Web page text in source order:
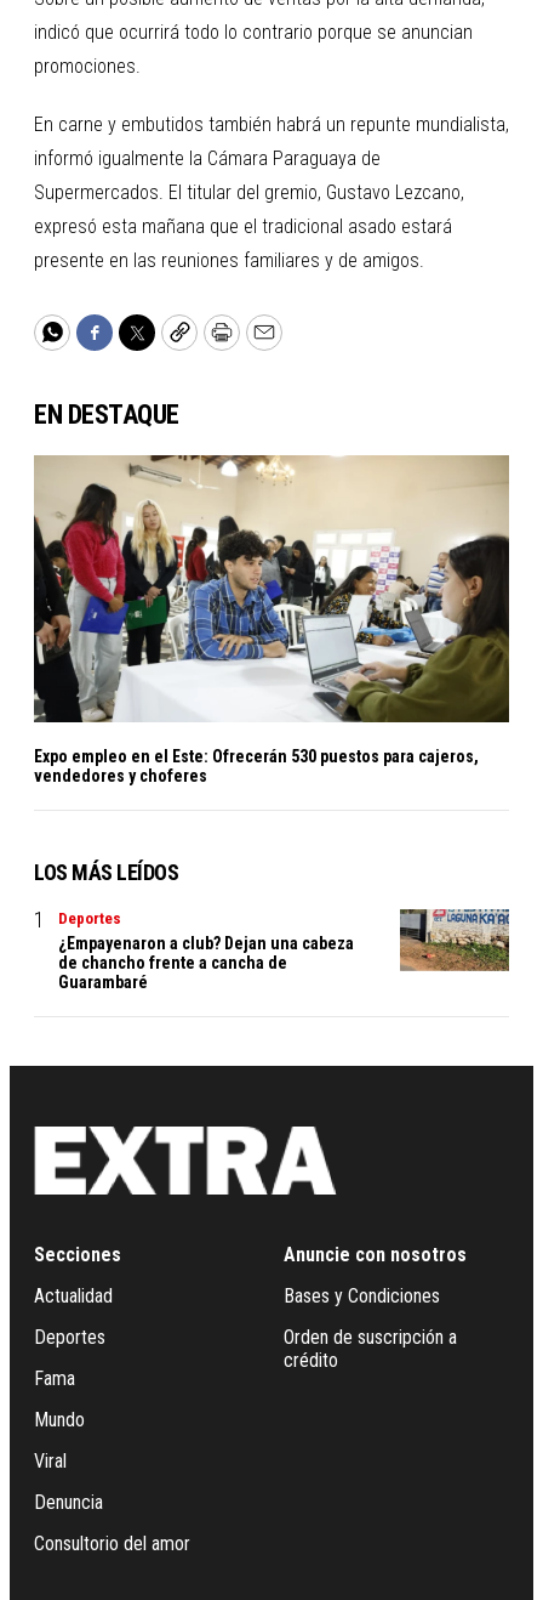
indicó que ocurrirá todo lo contrario porque se anuncian
promociones.
En carne y embutidos también habrá un repunte mundialista,
informó igualmente la Cámara Paraguaya de
Supermercados. El titular del gremio, Gustavo Lezcano,
expresó esta mañana que el tradicional asado estará
presente en las reuniones familiares y de amigos.
WhatsApp
Facebook
TwitterCopyPrintEmail
EN DESTAQUE
Expo empleo en el Este: Ofrecerán 530 puestos para cajeros,
vendedores y choferes
LOS MÁS LEÍDOS
Deportes
¿Empayenaron a club? Dejan una cabeza
de chancho frente a cancha de
Guarambaré
Secciones
Actualidad
Deportes
Fama
Mundo
Viral
Denuncia
Consultorio del amor
Anuncie con nosotros
Bases y Condiciones
Orden de suscripción a
crédito